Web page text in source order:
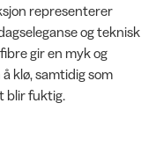
representerer
og teknisk
gir en myk og
klø, samtidig som
blir fuktig.